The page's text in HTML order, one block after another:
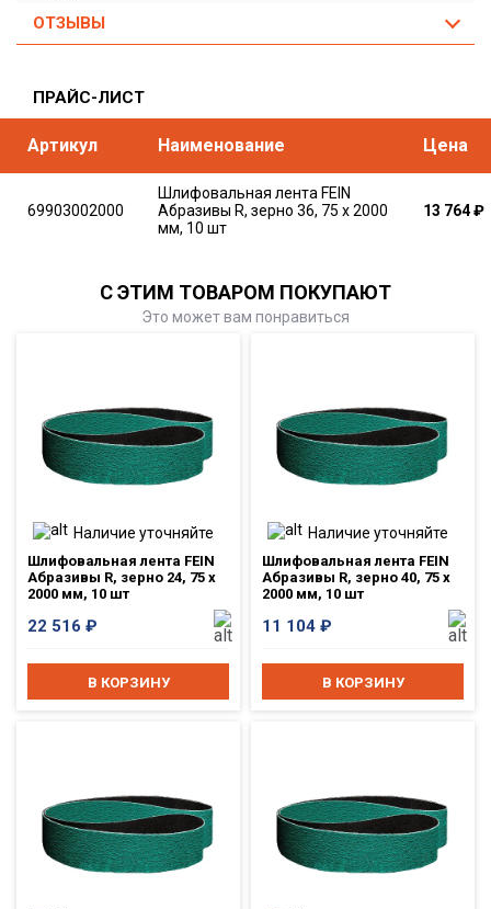
ОТЗЫВЫ
ПРАЙС-ЛИСТ
Артикул Наименование Цена
69903002000
Шлифовальная лента FEIN
Абразивы R, зерно 36, 75 x 2000
мм, 10 шт
13 764₽
С ЭТИМ ТОВАРОМ ПОКУПАЮТ
Это может вам понравиться
Наличие уточняйте
Шлифовальная лента FEIN
Абразивы R, зерно 24, 75 x
2000 мм, 10 шт
22 516 ₽
В КОРЗИНУ
Наличие уточняйте
Шлифовальная лента FEIN
Абразивы R, зерно 40, 75 x
2000 мм, 10 шт
11 104 ₽
В КОРЗИНУ